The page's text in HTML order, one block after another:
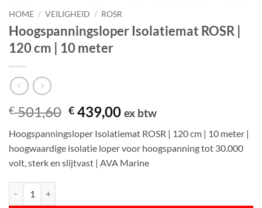
HOME / VEILIGHEID / ROSR
Hoogspanningsloper Isolatiemat ROSR |
120 cm | 10 meter
€501,60 Oorspronkelijke
was:
€ 501,60.
€ 439,00Huidige
is:
€ 439,00.
ex btw
Hoogspanningsloper Isolatiemat ROSR | 120 cm | 10 meter |
hoogwaardige isolatie loper voor hoogspanning tot 30.000
volt, sterk en slijtvast | AVA Marine